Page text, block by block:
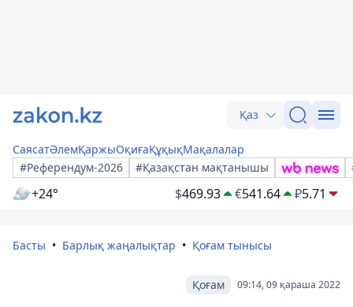
Қаз
СаясатӘлемҚаржыОқиғаҚұқықМақалалар
#Референдум-2026
#Қазақстан мақтанышы
+24° $469.93 €541.64 ₽5.71
Басты Барлық жаңалықтар Қоғам тынысы
09:14, 09 қараша 2022
Қоғам